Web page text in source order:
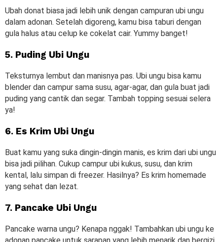
Ubah donat biasa jadi lebih unik dengan campuran ubi ungu
dalam adonan. Setelah digoreng, kamu bisa taburi dengan
gula halus atau celup ke cokelat cair. Yummy banget!
5. Puding Ubi Ungu
Teksturnya lembut dan manisnya pas. Ubi ungu bisa kamu
blender dan campur sama susu, agar-agar, dan gula buat jadi
puding yang cantik dan segar. Tambah topping sesuai selera
ya!
6. Es Krim Ubi Ungu
Buat kamu yang suka dingin-dingin manis, es krim dari ubi ungu
bisa jadi pilihan. Cukup campur ubi kukus, susu, dan krim
kental, lalu simpan di freezer. Hasilnya? Es krim homemade
yang sehat dan lezat.
7. Pancake Ubi Ungu
Pancake warna ungu? Kenapa nggak! Tambahkan ubi ungu ke